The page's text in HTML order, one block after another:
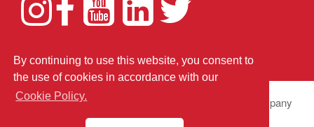
By continuing to use this website, you consent to
the use of cookies in accordance with our
Cookie Policy.
© 2026 BNI Global LLC.
All Rights Reserved. All company
names, product names logos included here may be